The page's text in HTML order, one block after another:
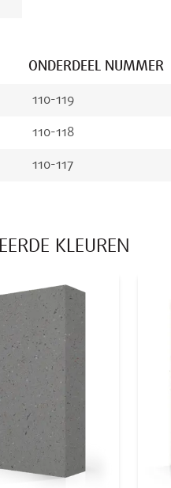
ONDERDEEL NUMMER
110-119
110-118
110-117
KLEUREN